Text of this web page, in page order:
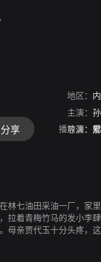
地区：
主演：
导演：
分享 播放源：
林七油田采油一厂，
拉着青梅竹马的发小李
母亲贾代玉十分头疼，